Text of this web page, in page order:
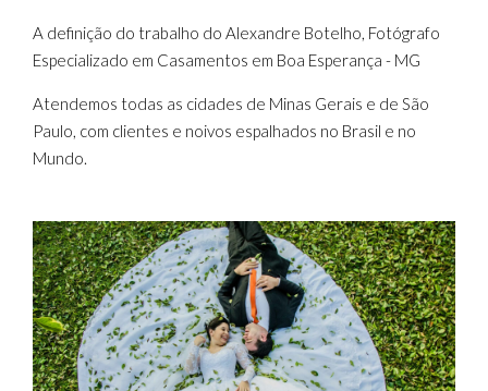
A definição do trabalho do Alexandre Botelho, Fotógrafo
Especializado em Casamentos em Boa Esperança - MG
Atendemos todas as cidades de Minas Gerais e de São
Paulo, com clientes e noivos espalhados no Brasil e no
Mundo.